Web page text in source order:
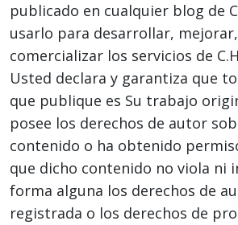
publicado en cualquier blog de
usarlo para desarrollar,
comercializar los servicios de
Usted declara y garantiza que
que publique es Su trabajo
posee los derechos de autor
contenido o ha obtenido
que dicho contenido no viola ni
forma alguna los derechos de
registrada o los derechos de